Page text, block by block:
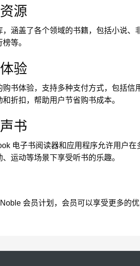
源
，涵盖了各个领域的书籍，包括小说
等。
验
购书体验，支持多种支付方式，包括
折扣，帮助用户节省购书成本。
书
电子书阅读器和应用程序允许用户
运动等场景下享受听书的乐趣。
会员计划，会员可以享受更多的